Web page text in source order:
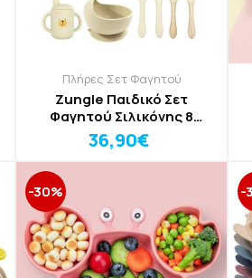
Πλήρες Σετ Φαγητού
Zungle Παιδικό Σετ
Φαγητού Σιλικόνης 8
Τεμαχίων
36,90€
-30% -